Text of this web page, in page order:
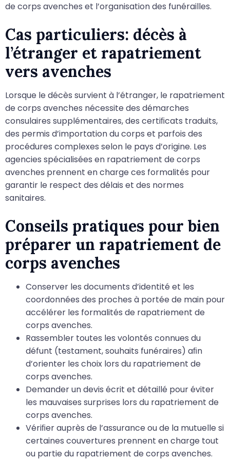
de corps avenches et l’organisation des funérailles.
Cas particuliers: décès à
l’étranger et rapatriement
vers avenches
Lorsque le décès survient à l’étranger, le rapatriement
de corps avenches nécessite des démarches
consulaires supplémentaires, des certiﬁcats traduits,
des permis d’importation du corps et parfois des
procédures complexes selon le pays d’origine. Les
agencies spécialisées en rapatriement de corps
avenches prennent en charge ces formalités pour
garantir le respect des délais et des normes
sanitaires.
Conseils pratiques pour bien
préparer un rapatriement de
corps avenches
Conserver les documents d’identité et les
coordonnées des proches à portée de main pour
accélérer les formalités de rapatriement de
corps avenches.
Rassembler toutes les volontés connues du
défunt (testament, souhaits funéraires) aﬁn
d’orienter les choix lors du rapatriement de
corps avenches.
Demander un devis écrit et détaillé pour éviter
les mauvaises surprises lors du rapatriement de
corps avenches.
Vériﬁer auprès de l’assurance ou de la mutuelle si
certaines couvertures prennent en charge tout
ou partie du rapatriement de corps avenches.